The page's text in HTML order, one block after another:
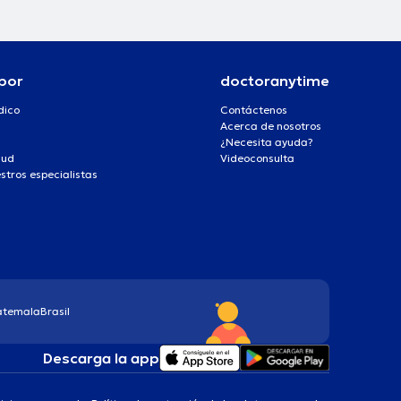
especialistas
doctoranytime
Contáctenos
Acerca de nosotros
¿Necesita ayuda?
Videoconsulta
Brasil
Descarga la app